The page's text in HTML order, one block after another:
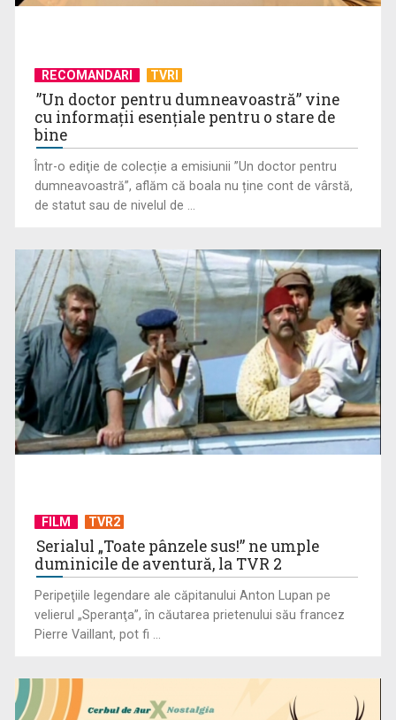
„E cool să fii cult!”, în curând la TVR 1 și TVR 2
Universitatea de Vară, la Băile Tușnad | VIDEO
„Dansatoarea din umbră”, un thriller psihologic despre
RECOMANDARI TVRI
”Un doctor pentru dumneavoastră” vine
cu informații esențiale pentru o stare de
bine
Într-o ediţie de colecție a emisiunii ”Un doctor pentru
dumneavoastră”, aflăm că boala nu ține cont de vârstă,
de statut sau de nivelul de ...
FILM TVR2
Serialul „Toate pânzele sus!” ne umple
duminicile de aventură, la TVR 2
Peripeţiile legendare ale căpitanului Anton Lupan pe
velierul „Speranţa”, în căutarea prietenului său francez
Pierre Vaillant, pot fi ...